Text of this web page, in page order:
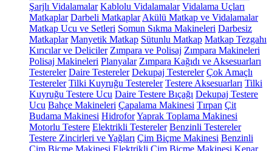
Şarjlı Vidalamalar Kablolu Vidalamalar Vidalama Uçları
Matkaplar Darbeli Matkaplar Akülü Matkap ve Vidalamalar
Matkap Ucu ve Setleri Somun Sıkma Makineleri Darbesiz
Matkaplar Manyetik Matkap Sütunlu Matkap Matkap Tezgahı
Kırıcılar ve Deliciler Zımpara ve Polisaj Zımpara Makineleri
Polisaj Makineleri Planyalar Zımpara Kağıdı ve Aksesuarları
Testereler Daire Testereler Dekupaj Testereler Çok Amaçlı
Testereler Tilki Kuyruğu Testereler Testere Aksesuarları Tilki
Kuyruğu Testere Ucu Daire Testere Bıçağı Dekupaj Testere
Ucu Bahçe Makineleri Çapalama Makinesi Tırpan Çit
Budama Makinesi HidroforYaprak Toplama Makinesi
Motorlu Testere Elektrikli Testereler Benzinli Testereler
Testere Zincirleri ve Yağları Çim Biçme Makinesi Benzinli
Çim Biçme Makinesi Elektrikli Çim Biçme Makinesi Kenar